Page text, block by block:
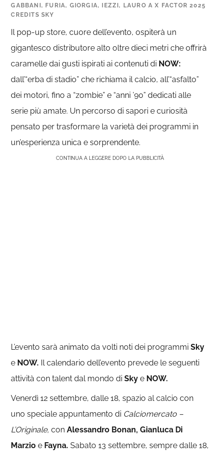
GABBANI, FURIA, GIORGIA, IEZZI, LAURO A X FACTOR 2025
CREDITS SKY
Il pop-up store, cuore dell’evento, ospiterà un
gigantesco distributore alto oltre dieci metri che offrirà
caramelle dai gusti ispirati ai contenuti di NOW:
dall’“erba di stadio” che richiama il calcio, all’“asfalto”
dei motori, fino a “zombie” e “anni ’90” dedicati alle
serie più amate. Un percorso di sapori e curiosità
pensato per trasformare la varietà dei programmi in
un’esperienza unica e sorprendente.
CONTINUA A LEGGERE DOPO LA PUBBLICITÀ
L’evento sarà animato da volti noti dei programmiSky
e NOW. Il calendario dell’evento prevede le seguenti
attività con talent dal mondo diSky e NOW.
Venerdì 12 settembre, dalle 18, spazio al calcio con
uno speciale appuntamento di Calciomercato –
L’Originale, conAlessandro Bonan, Gianluca Di
Marzio e Fayna. Sabato 13 settembre, sempre dalle 18,